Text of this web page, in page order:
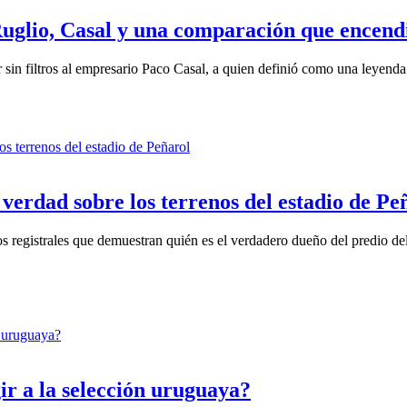
Casal y una comparación que
filtros al empresario Paco Casal, a quien definió como una
sobre los terrenos del estadio de
que demuestran quién es el verdadero dueño del predio
a la selección uruguaya?